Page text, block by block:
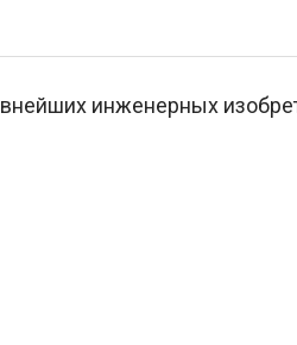
инженерных